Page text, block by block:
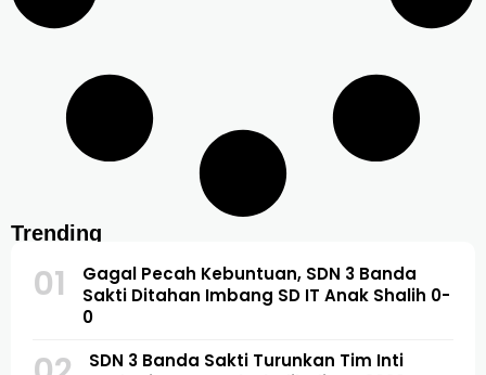
Trending
01
Gagal Pecah Kebuntuan, SDN 3 Banda
Sakti Ditahan Imbang SD IT Anak Shalih 0-
0
SDN 3 Banda Sakti Turunkan Tim Inti